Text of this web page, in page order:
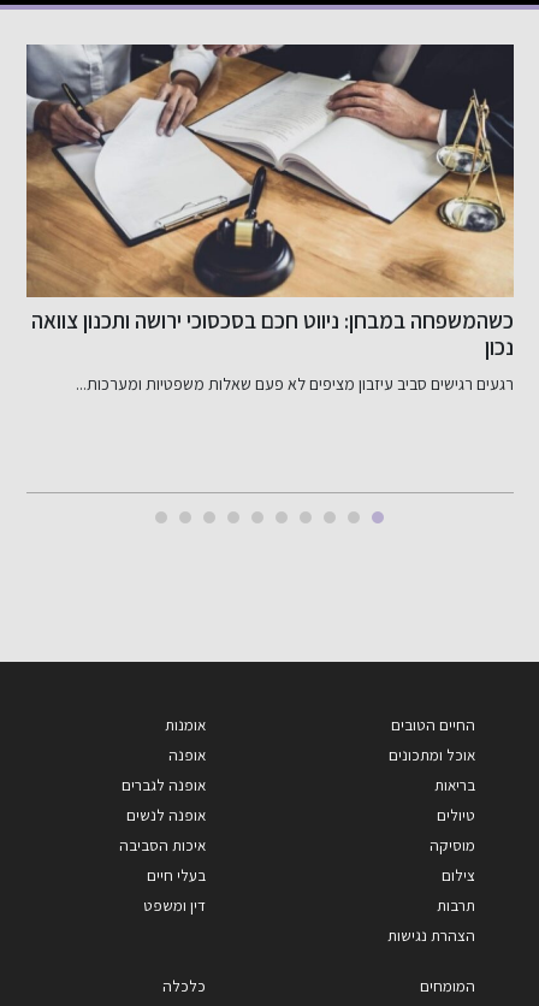
כשהמשפחה במבחן: ניווט חכם בסכסוכי ירושה ותכנון צוואה
נכון
רגעים רגישים סביב עיזבון מציפים לא פעם שאלות משפטיות ומערכות...
החיים הטובים
אוכל ומתכונים
בריאות
טיולים
מוסיקה
צילום
תרבות
הצהרת נגישות
אומנות
אופנה
אופנה לגברים
אופנה לנשים
איכות הסביבה
בעלי חיים
דין ומשפט
המומחים
כלכלה